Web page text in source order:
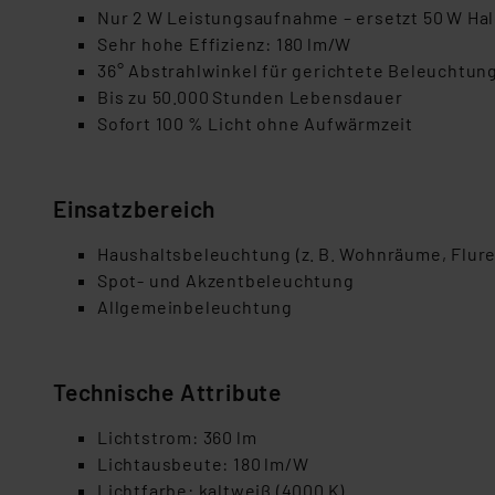
Nur 2 W Leistungsaufnahme – ersetzt 50 W
Sehr hohe Effizienz: 180 lm/W
36° Abstrahlwinkel für gerichtete Beleuchtung
Bis zu 50.000 Stunden Lebensdauer
Sofort 100 % Licht ohne Aufwärmzeit
Einsatzbereich
Haushaltsbeleuchtung (z. B. Wohnräume,
Spot- und Akzentbeleuchtung
Allgemeinbeleuchtung
Technische Attribute
Lichtstrom: 360 lm
Lichtausbeute: 180 lm/W
Lichtfarbe: kaltweiß (4000 K)